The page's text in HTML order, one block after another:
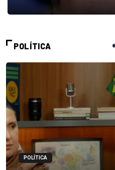
POLÍTICA
POLÍTICA